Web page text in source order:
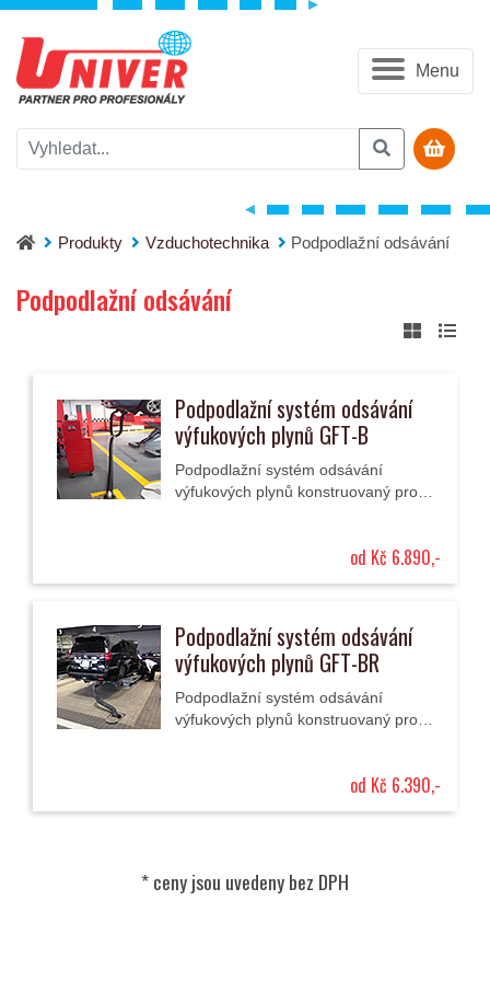
Menu
Produkty Vzduchotechnika Podpodlažní odsávání
Podpodlažní odsávání
Podpodlažní systém odsávání
výfukových plynů GFT-B
Podpodlažní systém odsávání
výfukových plynů konstruovaný pro
od Kč 6.890,-
Podpodlažní systém odsávání
výfukových plynů GFT-BR
Podpodlažní systém odsávání
výfukových plynů konstruovaný pro
od Kč 6.390,-